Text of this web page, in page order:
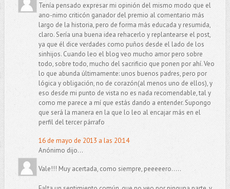
Tenía pensado expresar mi opinión del mismo modo que el
ano-nimo criticón ganador del premio al comentario más
largo de la historia, pero de forma más educada y resumida,
claro. Sería una buena idea rehacerlo y replantearse el post,
ya que él dice verdades como puños desde el lado de los
sinhijos. Cuando leo el blog veo mucho amor pero sobre
todo, sobre todo, mucho del sacrificio que ponen por ahí. Veo
lo que abunda últimamente: unos buenos padres, pero por
lógica y obligación, no de corazón(al menos uno de ellos), y
eso desde mi punto de vista no es nada recomendable, tal y
como me parece a mí que estás dando a entender. Supongo
que será la manera en la que lo leo al encajar más en el
perfil del tercer párrafo
16 de mayo de 2013 a las 20:14
Anónimo dijo...
Vale!!! Muy acertada, como siempre, peeeeero.....